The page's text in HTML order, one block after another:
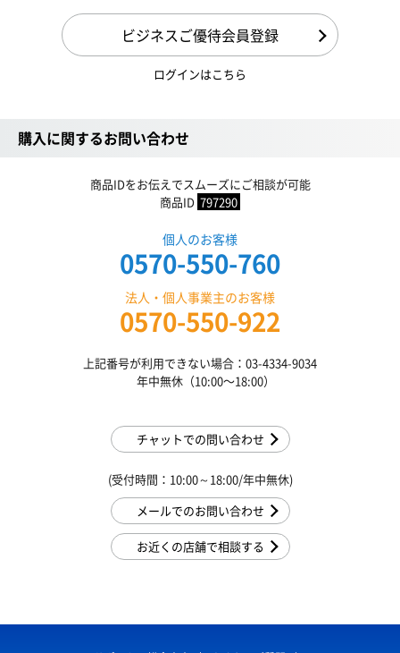
ビジネスご優待会員登録
ログインはこちら
購入に関するお問い合わせ
商品IDをお伝えでスムーズにご相談が可能
商品ID 797290
個人のお客様
0570-550-760
法人・個人事業主のお客様
0570-550-922
上記番号が利用できない場合：03-4334-9034
年中無休（10:00〜18:00）
チャットでの問い合わせ
(受付時間：10:00～18:00/年中無休)
メールでのお問い合わせ
お近くの店舗で相談する